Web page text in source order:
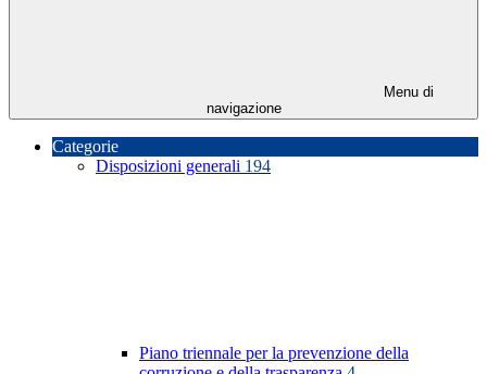
Menu di
navigazione
Categorie
Disposizioni generali 194
Piano triennale per la prevenzione della